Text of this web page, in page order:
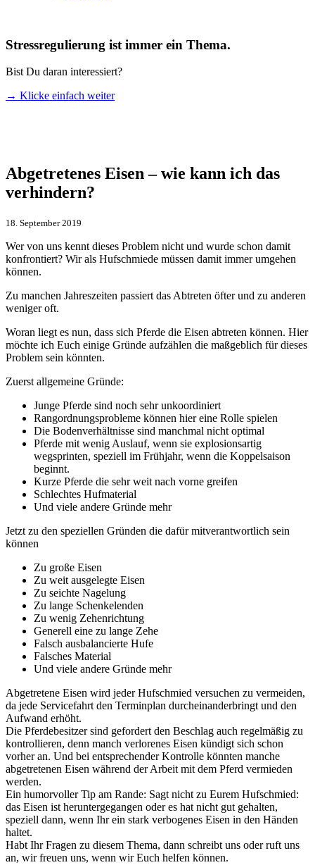
Stressregulierung ist immer ein Thema.
Bist Du daran interessiert?
→ Klicke einfach weiter
Abgetretenes Eisen – wie kann ich das
verhindern?
18. September 2019
Wer von uns kennt dieses Problem nicht und wurde schon damit
konfrontiert? Wir als Hufschmiede müssen damit immer umgehen
können.
Zu manchen Jahreszeiten passiert das Abtreten öfter und zu anderen
weniger oft.
Woran liegt es nun, dass sich Pferde die Eisen abtreten können. Hier
möchte ich Euch einige Gründe aufzählen die maßgeblich für dieses
Problem sein könnten.
Zuerst allgemeine Gründe:
Junge Pferde sind noch sehr unkoordiniert
Rangordnungsprobleme können hier eine Rolle spielen
Die Bodenverhältnisse sind manchmal nicht optimal
Pferde mit wenig Auslauf, wenn sie explosionsartig
wegsprinten, speziell im Frühjahr, wenn die Koppelsaison
beginnt.
Kurze Pferde die sehr weit nach vorne greifen
Schlechtes Hufmaterial
Und viele andere Gründe mehr
Jetzt zu den speziellen Gründen die dafür mitverantwortlich sein
können
Zu große Eisen
Zu weit ausgelegte Eisen
Zu seichte Nagelung
Zu lange Schenkelenden
Zu wenig Zehenrichtung
Generell eine zu lange Zehe
Falsch ausbalancierte Hufe
Falsches Material
Und viele andere Gründe mehr
Abgetretene Eisen wird jeder Hufschmied versuchen zu vermeiden,
da jede Servicefahrt den Terminplan durcheinanderbringt und den
Aufwand erhöht.
Die Pferdebesitzer sind gefordert den Beschlag auch regelmäßig zu
kontrollieren, denn manch verlorenes Eisen kündigt sich schon
vorher an. Und bei entsprechender Kontrolle könnten manche
abgetretenen Eisen während der Arbeit mit dem Pferd vermieden
werden.
Ein humorvoller Tip am Rande: Sagt nicht zu Eurem Hufschmied:
das Eisen ist heruntergegangen oder es hat nicht gut gehalten,
speziell dann, wenn Ihr ein stark verbogenes Eisen in den Händen
haltet.
Habt Ihr Fragen zu diesem Thema, dann schreibt uns oder ruft uns
an, wir freuen uns, wenn wir Euch helfen können.